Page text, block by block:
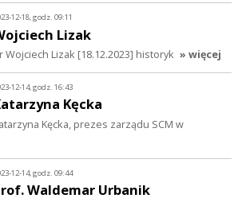
12-18, godz. 09:11
Lizak
Wojciech Lizak [18.12.2023] historyk » więcej
12-14, godz. 16:43
Kęcka
Kęcka, prezes zarządu SCM w
12-14, godz. 09:44
Waldemar Urbanik